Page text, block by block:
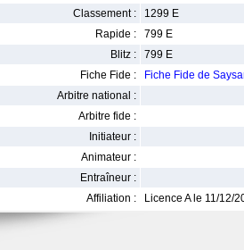
Classement :
1299 E
Rapide :
799 E
Blitz :
799 E
Fiche Fide :
Fiche Fide de
Arbitre national :
Arbitre fide :
Initiateur :
Animateur :
Entraîneur :
Affiliation :
Licence A le 11/12/